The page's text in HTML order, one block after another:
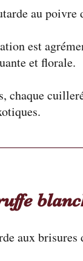
au poivre
est
et florale.
chaque
aux brisures